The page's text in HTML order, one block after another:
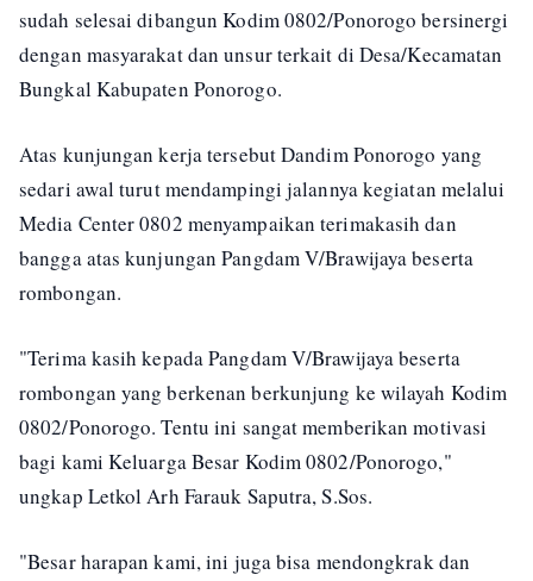
sudah selesai dibangun Kodim 0802/Ponorogo bersinergi
dengan masyarakat dan unsur terkait di Desa/Kecamatan
Bungkal Kabupaten Ponorogo.
Atas kunjungan kerja tersebut Dandim Ponorogo yang
sedari awal turut mendampingi jalannya kegiatan melalui
Media Center 0802 menyampaikan terimakasih dan
bangga atas kunjungan Pangdam V/Brawijaya beserta
rombongan.
"Terima kasih kepada Pangdam V/Brawijaya beserta
rombongan yang berkenan berkunjung ke wilayah Kodim
0802/Ponorogo. Tentu ini sangat memberikan motivasi
bagi kami Keluarga Besar Kodim 0802/Ponorogo,"
ungkap Letkol Arh Farauk Saputra, S.Sos.
"Besar harapan kami, ini juga bisa mendongkrak dan